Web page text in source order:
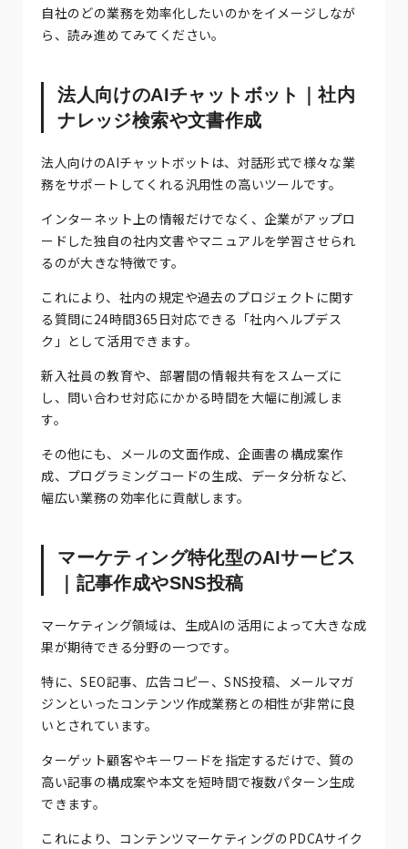
自社のどの業務を効率化したいのかをイメージしなが
ら、読み進めてみてください。
法人向けのAIチャットボット｜社内
ナレッジ検索や文書作成
法人向けのAIチャットボットは、対話形式で様々な業
務をサポートしてくれる汎用性の高いツールです。
インターネット上の情報だけでなく、企業がアップロ
ードした独自の社内文書やマニュアルを学習させられ
るのが大きな特徴です。
これにより、社内の規定や過去のプロジェクトに関す
る質問に24時間365日対応できる「社内ヘルプデス
ク」として活用できます。
新入社員の教育や、部署間の情報共有をスムーズに
し、問い合わせ対応にかかる時間を大幅に削減しま
す。
その他にも、メールの文面作成、企画書の構成案作
成、プログラミングコードの生成、データ分析など、
幅広い業務の効率化に貢献します。
マーケティング特化型のAIサービス
｜記事作成やSNS投稿
マーケティング領域は、生成AIの活用によって大きな成
果が期待できる分野の一つです。
特に、SEO記事、広告コピー、SNS投稿、メールマガ
ジンといったコンテンツ作成業務との相性が非常に良
いとされています。
ターゲット顧客やキーワードを指定するだけで、質の
高い記事の構成案や本文を短時間で複数パターン生成
できます。
これにより、コンテンツマーケティングのPDCAサイク